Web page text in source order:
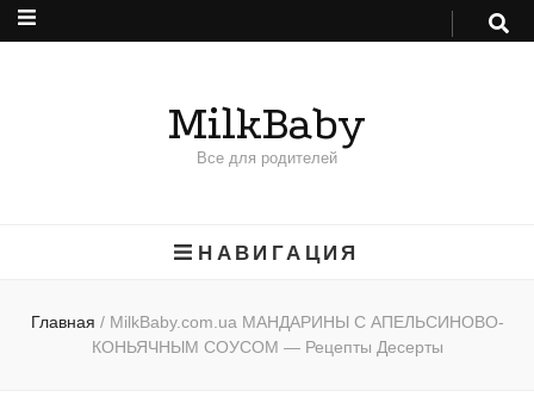
MilkBaby
Все для родителей
НАВИГАЦИЯ
Главная / MilkBaby.com.ua МАНДАРИНЫ С АПЕЛЬСИНОВО-
КОНЬЯЧНЫМ СОУСОМ — Рецепты Десерты